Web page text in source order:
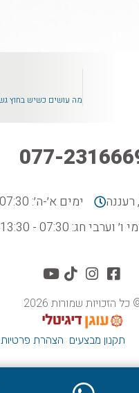
077-
ימים א׳-ה׳: 07:30 - 17:00
ו׳ וערבי חג: 07:30 - 13:30
כל הזכויות שמורות 2026
תקנון מבצעים הצהרת פרטיות